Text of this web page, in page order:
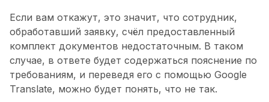
Если вам откажут, это значит, что сотрудник,
обработавший заявку, счёл предоставленный
комплект документов недостаточным. В таком
случае, в ответе будет содержаться пояснение по
требованиям, и переведя его с помощью Google
Translate, можно будет понять, что не так.